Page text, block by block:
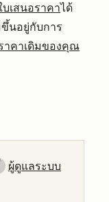
บเสนอราคาได้
ขึ้นอยู่กับการ
าคาเดิมของคุณ
ผู้ดูแลระบบ